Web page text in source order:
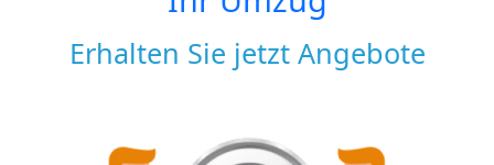
Erhalten Sie jetzt Angebote